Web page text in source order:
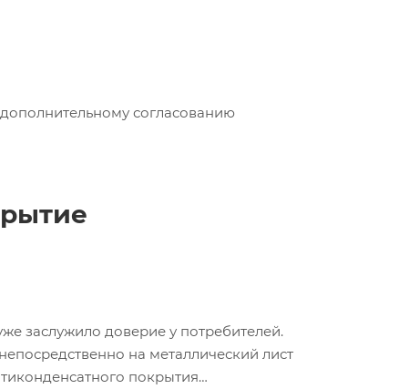
согласованию
заслужило доверие у потребителей.
на металлический лист
покрытия